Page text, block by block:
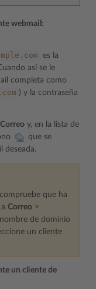
webmail:
es la
así se le
completa como
) y la contraseña
Correo y, en la lista de
que se
deseada.
que ha
Correo >
de dominio
un cliente
un cliente de